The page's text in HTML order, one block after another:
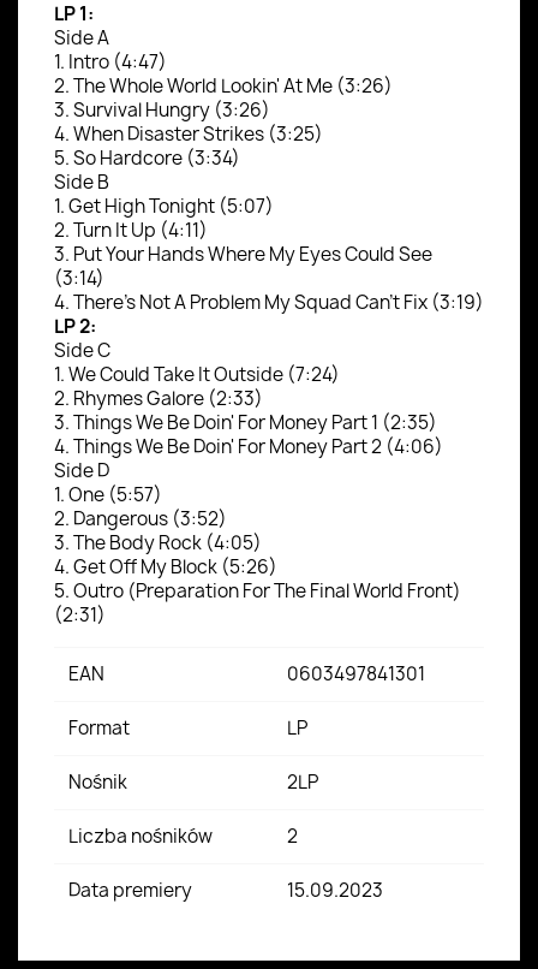
LP 1:
Side A
1. Intro (4:47)
2. The Whole World Lookin' At Me (3:26)
3. Survival Hungry (3:26)
4. When Disaster Strikes (3:25)
5. So Hardcore (3:34)
Side B
1. Get High Tonight (5:07)
2. Turn It Up (4:11)
3. Put Your Hands Where My Eyes Could See
(3:14)
4. There's Not A Problem My Squad Can't Fix (3:19)
LP 2:
Side C
1. We Could Take It Outside (7:24)
2. Rhymes Galore (2:33)
3. Things We Be Doin' For Money Part 1 (2:35)
4. Things We Be Doin' For Money Part 2 (4:06)
Side D
1. One (5:57)
2. Dangerous (3:52)
3. The Body Rock (4:05)
4. Get Off My Block (5:26)
5. Outro (Preparation For The Final World Front)
(2:31)
EAN 0603497841301
Format LP
Nośnik 2LP
Liczba nośników 2
Data premiery 15.09.2023